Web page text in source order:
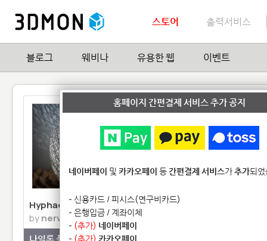
스토어 출력서비스
블로그 웨비나 유용한 웹 이벤트
Hyphae 램프
bynervoussystem
Jebediah Kerman 피
홈페이지 간편결제 서비스 추가 공지
네이버페이 및 카카오페이 등간편결제 서비스가추가되
- 신용카드 / 피시스(연구비카드)
- 은행입금 / 계좌이체
- (추가) 네이버페이
- (추가) 카카오페이